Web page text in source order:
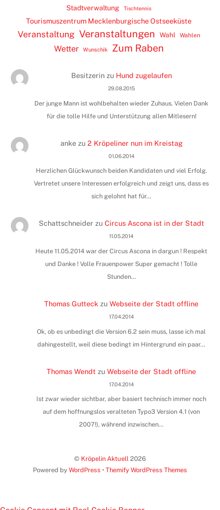
Stadtverwaltung Tischtennis
Tourismuszentrum Mecklenburgische Ostseeküste
Veranstaltung Veranstaltungen Wahl Wahlen
Wetter Wunschik Zum Raben
Besitzerinzu Hund zugelaufen
29.08.2015
Der junge Mann ist wohlbehalten wieder Zuhaus. Vielen Dank
für die tolle Hilfe und Unterstützung allen Mitlesern!
ankezu 2 Kröpeliner nun im Kreistag
01.06.2014
Herzlichen Glückwunsch beiden Kandidaten und viel Erfolg.
Vertretet unsere Interessen erfolgreich und zeigt uns, dass es
sich gelohnt hat für…
Schattschneider zu Circus Ascona ist in der Stadt
11.05.2014
Heute 11.05.2014 war der Circus Ascona in dargun ! Respekt
und Danke ! Volle Frauenpower Super gemacht ! Tolle
Stunden…
Thomas Gutteck zuWebseite der Stadt offline
17.04.2014
Ok, ob es unbedingt die Version 6.2 sein muss, lasse ich mal
dahingestellt, weil diese bedingt im Hintergrund ein paar…
Thomas Wendt zuWebseite der Stadt offline
17.04.2014
Ist zwar wieder sichtbar, aber basiert technisch immer noch
auf dem hoffnungslos veralteten Typo3 Version 4.1 (von
2007!), während inzwischen…
© Kröpelin Aktuell 2026
Powered by WordPress • Themify WordPress Themes